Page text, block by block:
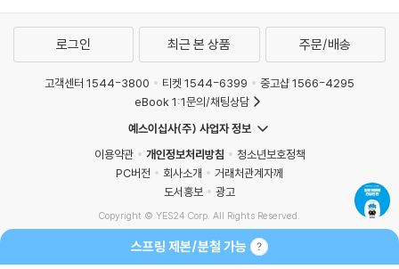
스프링 제본/분철 가능
로그인 최근 본 상품 주문/배송
고객센터 1544-3800 티켓 1544-6399
중고샵 1566-4295
eBook 1:1문의/채팅상담
예스이십사(주) 사업자 정보
이용약관
개인정보처리방침
청소년보호정책
PC버전
회사소개
거래처관계자께
도서홍보
광고
Copyright © YES24 Corp. All Rights Reserved.
MATOM11